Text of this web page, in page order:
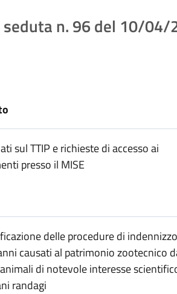
n. 96 del 10/04/
sul TTIP e richieste di accesso ai
presso il MISE
delle procedure di indennizzo
causati al patrimonio zootecnico
di notevole interesse
randagi